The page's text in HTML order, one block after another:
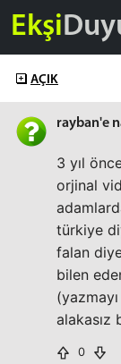
Ekşi
AÇIK
rayban'e
3 yıl
orjinal
türkiye
falan
bilen
alakasız
0